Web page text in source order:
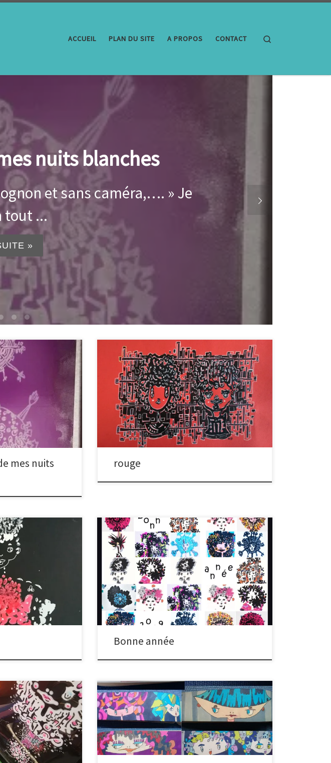
ACCUEIL PLAN DU SITE A PROPOS CONTACT
du soleil couchant, des
feux ...
»
et sans caméra,
le crayon me
Nougaro, dans le
Le dessin sur
explicatif : Pour
mes nuits
Rouge de plaisir, de honte, de rage, du soleil
couchant, des révolutions, des feux tricolores, de la
cape du toréador, du sang qui coule, des coquelicots
ou des roses, le rouge, couleur primaire, marque mon
retour sur ce blog après 6 mois d’interruption. Temps
de latence, d’interrogations, le corps a […]
rouge
un mouvement social
de la vie
envie dans ce blog
mais cela m’incite à
Doit-il intervenir
Picasso […]
Bonne année, happy new year, feliz año nuevo ! Je
vous souhaite des étoiles plein les yeux, des sourires
le cœur ravi, des ailes à vos pieds agiles, roses
multicolores à la boutonnière, doigts de fée ou
d’orfèvre, pensées zébrées de lumières et contrastes,
un nez surpris par des épices inattendues […]
Bonne année
s’est tenue pendant
attire des milliers de
solidaires. J’y montrai
de
j’appartiens.
de la manifestation,
Pour un dessin, il faut du papier, un feutre et un fil
imaginaire que l’on tire. Une idée surgit lorsque la
précédente a été balayée, exécutée jusqu’à son
dernier mot, visitée dans ses moindres recoins.
Comme la laine diminue de la pelote tandis que le